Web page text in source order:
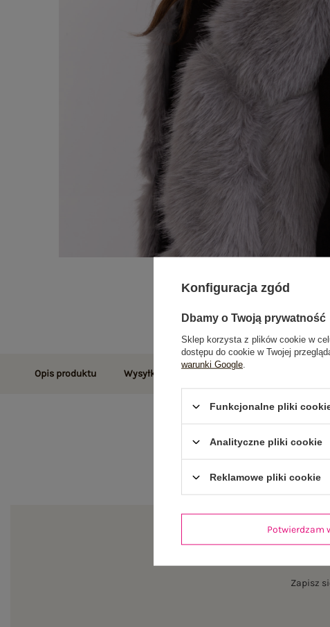
Opis produktu Wysyłka i dostawa Zwroty i reklamacje
Zapisz
Konfiguracja zgód
Dbamy o Twoją prywatność
Sklep korzysta z plików cookie w
dostępu do cookie w Twojej
warunki Google
Funkcjonalne pliki
Analityczne pliki cookie
Reklamowe pliki cookie
Potwierdzam